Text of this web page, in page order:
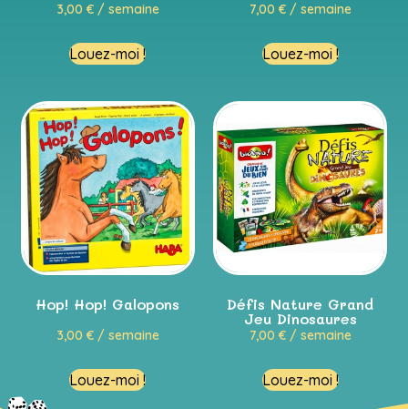
3,00 €/ semaine
Louez-moi !
7,00 €/ semaine
Louez-moi !
Hop! Hop! Galopons
3,00 €/ semaine
Louez-moi !
Défis Nature Grand
Jeu Dinosaures
7,00 €/ semaine
Louez-moi !